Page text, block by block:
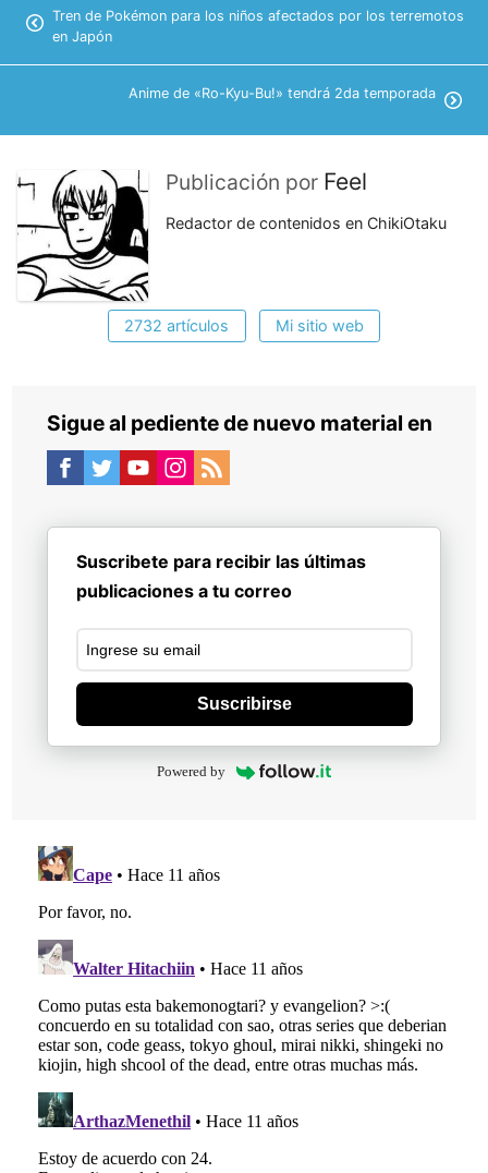
Tren de Pokémon para los niños afectados por los terremotos
en Japón
Anime de «Ro-Kyu-Bu!» tendrá 2da temporada
Publicación por Feel
Redactor de contenidos en ChikiOtaku
2732 artículos Mi sitio web
Sigue al pediente de nuevo material en
Suscribete para recibir las últimas
publicaciones a tu correo
Suscribirse
Powered by